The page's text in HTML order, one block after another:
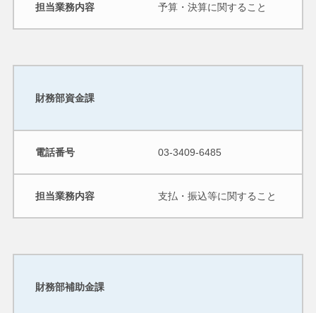
担当業務内容 予算・決算に関すること
財務部資金課
電話番号 03-3409-6485
担当業務内容 支払・振込等に関すること
財務部補助金課